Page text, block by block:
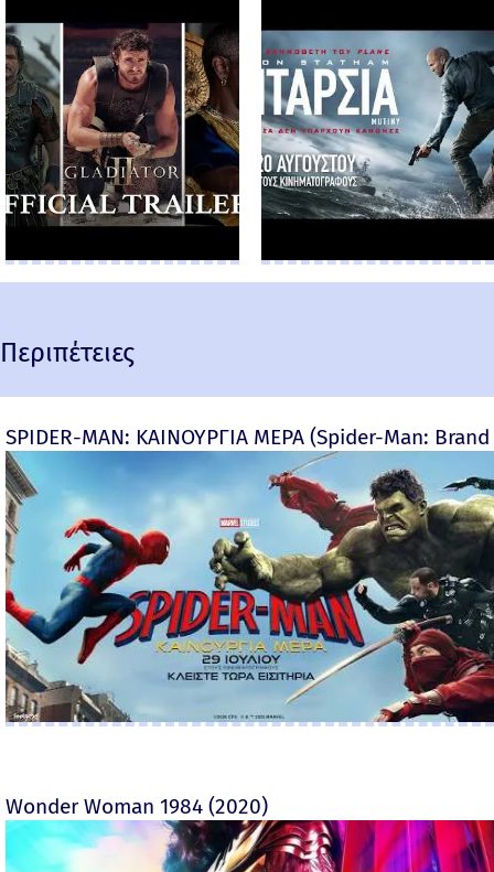
Περιπέτειες
SPIDER-MAN: ΚΑΙΝΟΥΡΓΙΑ ΜΕΡΑ (Spider-Man:
Wonder Woman 1984 (2020)